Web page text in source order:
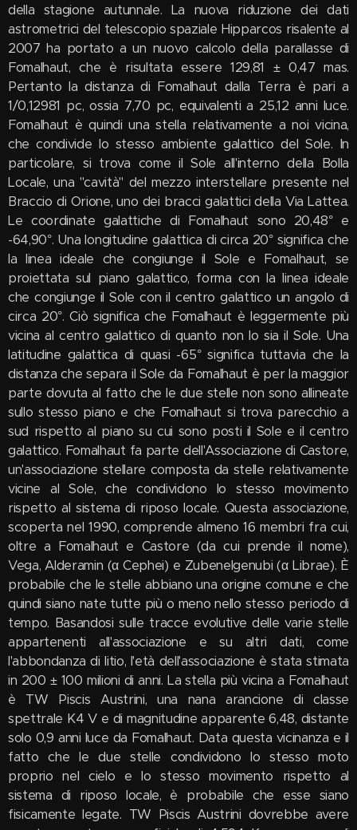
della stagione autunnale. La nuova riduzione dei dati
astrometrici del telescopio spaziale Hipparcos risalente al
2007 ha portato a un nuovo calcolo della parallasse di
Fomalhaut, che è risultata essere 129,81 ± 0,47 mas.
Pertanto la distanza di Fomalhaut dalla Terra è pari a
1/0,12981 pc, ossia 7,70 pc, equivalenti a 25,12 anni luce.
Fomalhaut è quindi una stella relativamente a noi vicina,
che condivide lo stesso ambiente galattico del Sole. In
particolare, si trova come il Sole all'interno della Bolla
Locale, una "cavità" del mezzo interstellare presente nel
Braccio di Orione, uno dei bracci galattici della Via Lattea.
Le coordinate galattiche di Fomalhaut sono 20,48° e
-64,90°. Una longitudine galattica di circa 20° significa che
la linea ideale che congiunge il Sole e Fomalhaut, se
proiettata sul piano galattico, forma con la linea ideale
che congiunge il Sole con il centro galattico un angolo di
circa 20°. Ciò significa che Fomalhaut è leggermente più
vicina al centro galattico di quanto non lo sia il Sole. Una
latitudine galattica di quasi -65° significa tuttavia che la
distanza che separa il Sole da Fomalhaut è per la maggior
parte dovuta al fatto che le due stelle non sono allineate
sullo stesso piano e che Fomalhaut si trova parecchio a
sud rispetto al piano su cui sono posti il Sole e il centro
galattico. Fomalhaut fa parte dell'Associazione di Castore,
un'associazione stellare composta da stelle relativamente
vicine al Sole, che condividono lo stesso movimento
rispetto al sistema di riposo locale. Questa associazione,
scoperta nel 1990, comprende almeno 16 membri fra cui,
oltre a Fomalhaut e Castore (da cui prende il nome),
Vega, Alderamin (α Cephei) e Zubenelgenubi (α Librae). È
probabile che le stelle abbiano una origine comune e che
quindi siano nate tutte più o meno nello stesso periodo di
tempo. Basandosi sulle tracce evolutive delle varie stelle
appartenenti all'associazione e su altri dati, come
l'abbondanza di litio, l'età dell'associazione è stata stimata
in 200 ± 100 milioni di anni. La stella più vicina a Fomalhaut
è TW Piscis Austrini, una nana arancione di classe
spettrale K4 V e di magnitudine apparente 6,48, distante
solo 0,9 anni luce da Fomalhaut. Data questa vicinanza e il
fatto che le due stelle condividono lo stesso moto
proprio nel cielo e lo stesso movimento rispetto al
sistema di riposo locale, è probabile che esse siano
fisicamente legate. TW Piscis Austrini dovrebbe avere